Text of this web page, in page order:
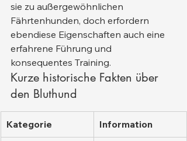
sie zu außergewöhnlichen
Fährtenhunden, doch erfordern
ebendiese Eigenschaften auch eine
erfahrene Führung und
konsequentes Training.
Kurze historische Fakten über
den Bluthund
Kategorie Information